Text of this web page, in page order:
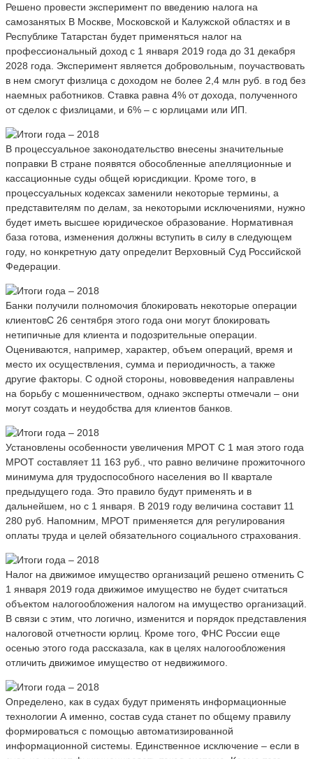
Решено провести эксперимент по введению налога на
самозанятых В Москве, Московской и Калужской областях и в
Республике Татарстан будет применяться налог на
профессиональный доход с 1 января 2019 года до 31 декабря
2028 года. Эксперимент является добровольным, поучаствовать
в нем смогут физлица с доходом не более 2,4 млн руб. в год без
наемных работников. Ставка равна 4% от дохода, полученного
от сделок с физлицами, и 6% – с юрлицами или ИП.
В процессуальное законодательство внесены значительные
поправки В стране появятся обособленные апелляционные и
кассационные суды общей юрисдикции. Кроме того, в
процессуальных кодексах заменили некоторые термины, а
представителям по делам, за некоторыми исключениями, нужно
будет иметь высшее юридическое образование. Нормативная
база готова, изменения должны вступить в силу в следующем
году, но конкретную дату определит Верховный Суд Российской
Федерации.
Банки получили полномочия блокировать некоторые операции
клиентовС 26 сентября этого года они могут блокировать
нетипичные для клиента и подозрительные операции.
Оцениваются, например, характер, объем операций, время и
место их осуществления, сумма и периодичность, а также
другие факторы. С одной стороны, нововведения направлены
на борьбу с мошенничеством, однако эксперты отмечали – они
могут создать и неудобства для клиентов банков.
Установлены особенности увеличения МРОТ С 1 мая этого года
МРОТ составляет 11 163 руб., что равно величине прожиточного
минимума для трудоспособного населения во II квартале
предыдущего года. Это правило будут применять и в
дальнейшем, но с 1 января. В 2019 году величина составит 11
280 руб. Напомним, МРОТ применяется для регулирования
оплаты труда и целей обязательного социального страхования.
Налог на движимое имущество организаций решено отменить С
1 января 2019 года движимое имущество не будет считаться
объектом налогообложения налогом на имущество организаций.
В связи с этим, что логично, изменится и порядок представления
налоговой отчетности юрлиц. Кроме того, ФНС России еще
осенью этого года рассказала, как в целях налогообложения
отличить движимое имущество от недвижимого.
Определено, как в судах будут применять информационные
технологии А именно, состав суда станет по общему правилу
формироваться с помощью автоматизированной
информационной системы. Единственное исключение – если в